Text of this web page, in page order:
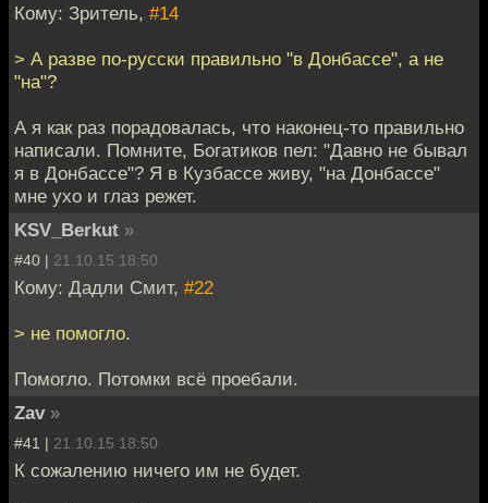
Кому: Зритель, #14
> А разве по-русски правильно "в Донбассе", а не
"на"?
А я как раз порадовалась, что наконец-то правильно
написали. Помните, Богатиков пел: "Давно не бывал
я в Донбассе"? Я в Кузбассе живу, "на Донбассе"
мне ухо и глаз режет.
KSV_Berkut »
#40 | 21.10.15 18:50
Кому: Дадли Смит, #22
> не помогло.
Помогло. Потомки всё проебали.
Zav »
#41 | 21.10.15 18:50
К сожалению ничего им не будет.